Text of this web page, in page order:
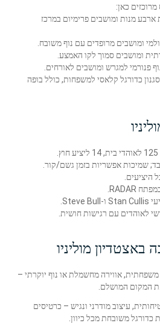
כאן:
מנות ומושבים פרימיום במרכז
ומושבים מרופדים עם נוף משובח.
ומושבים סמוך לקו האמצע.
פנורמי למגרש ומושבים לאורחים.
כדורגל קלאסי למשפחות, כולל בופה
שמיכות אפשריות בזמן גשם/קור.
לאוהדים עם רגישות חושית.
באצטדיון מוליניו
אווירה מחשמלת או נוף יוקרתי –
המקום המושלם.
עיצוב מודרני ונגיש – כרטיסים
כדורגל משובחת מכל כיוון.